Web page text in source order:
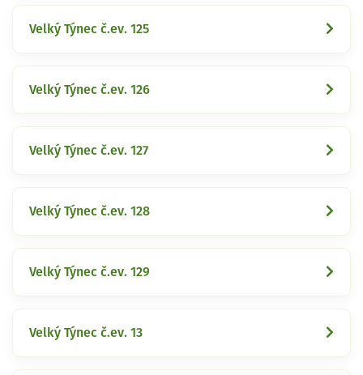
Velký Týnec č.ev. 125
Velký Týnec č.ev. 126
Velký Týnec č.ev. 127
Velký Týnec č.ev. 128
Velký Týnec č.ev. 129
Velký Týnec č.ev. 13